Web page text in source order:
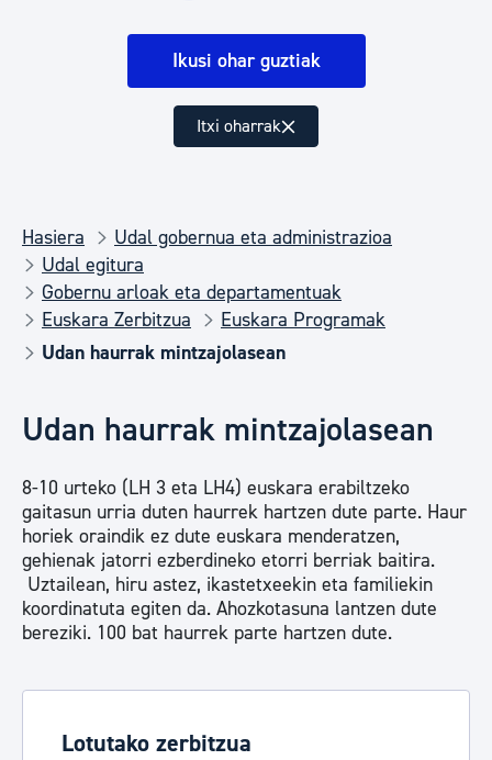
Ikusi ohar guztiak
Itxi oharrak
Hasiera
Udal gobernua eta administrazioa
Udal egitura
Gobernu arloak eta departamentuak
Euskara Zerbitzua
Euskara Programak
Udan haurrak mintzajolasean
Udan haurrak mintzajolasean
8-10 urteko (LH 3 eta LH4) euskara erabiltzeko
gaitasun urria duten haurrek hartzen dute parte. Haur
horiek oraindik ez dute euskara menderatzen,
gehienak jatorri ezberdineko etorri berriak baitira.
Uztailean, hiru astez, ikastetxeekin eta familiekin
koordinatuta egiten da. Ahozkotasuna lantzen dute
bereziki. 100 bat haurrek parte hartzen dute.
Lotutako zerbitzua